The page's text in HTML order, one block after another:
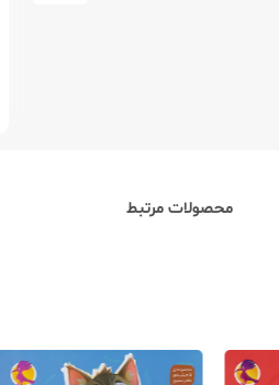
محصولات مرتبط